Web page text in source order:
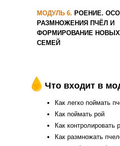
МОДУЛЬ 6. РОЕНИЕ.
РАЗМНОЖЕНИЯ ПЧЁЛ И
ФОРМИРОВАНИЕ
СЕМЕЙ
Что входит в
Как легко поймать
Как поймать рой
Как контролировать
Как размножать